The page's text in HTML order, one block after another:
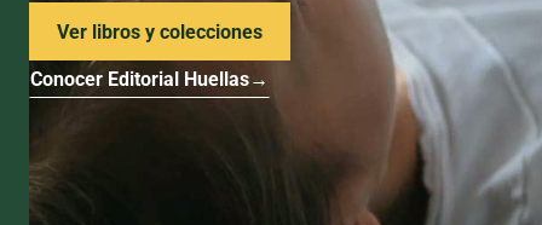
Ver libros y colecciones
Conocer Editorial Huellas→